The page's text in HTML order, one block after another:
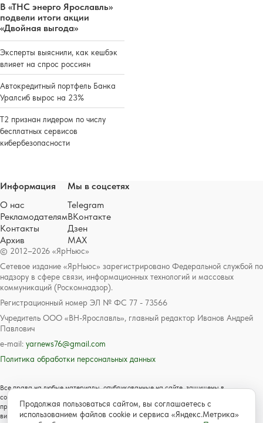
В «ТНС энерго Ярославль»
подвели итоги акции
«Двойная выгода»
Эксперты выяснили, как кешбэк
влияет на спрос россиян
Автокредитный портфель Банка
Уралсиб вырос на 23%
Т2 признан лидером по числу
бесплатных сервисов
кибербезопасности
© 2012–2026 «ЯрНьюс»
Сетевое издание «ЯрНьюс» зарегистрировано Федеральной службой по
надзору в сфере связи, информационных технологий и массовых
коммуникаций (Роскомнадзор).
Регистрационный номер ЭЛ № ФС 77 - 73566
Учредитель ООО «ВН-Ярославль», главный редактор Иванов Андрей
Павлович
e-mail: yarnews76@gmail.com
Политика обработки персональных данных
Все права на любые материалы, опубликованные на сайте, защищены в
соответствии с российским и международным законодательством об авторском
праве и смежных правах. Любое использование текстовых, фото, аудио и
видеоматериалов возможно только с согласия правообладателя с обязательной
Информация
О нас
Рекламодателям
Контакты
Архив
Мы в соцсетях
Telegram
ВКонтакте
Дзен
MAX
Продолжая пользоваться сайтом, вы соглашаетесь с
использованием файлов cookie и сервиса «Яндекс.Метрика»